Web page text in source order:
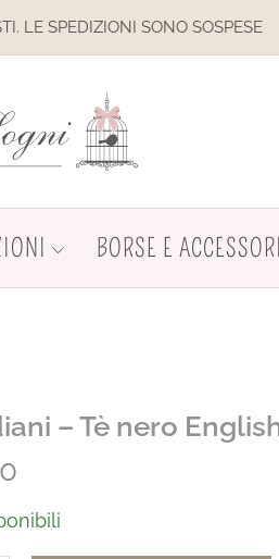
SONO SOSPESE
BORSE E ACCESSORI
– Tè nero